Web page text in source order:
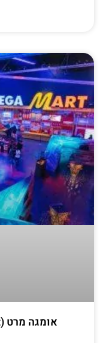
אומגה מרט (Meow Wolf's Omega Mart)